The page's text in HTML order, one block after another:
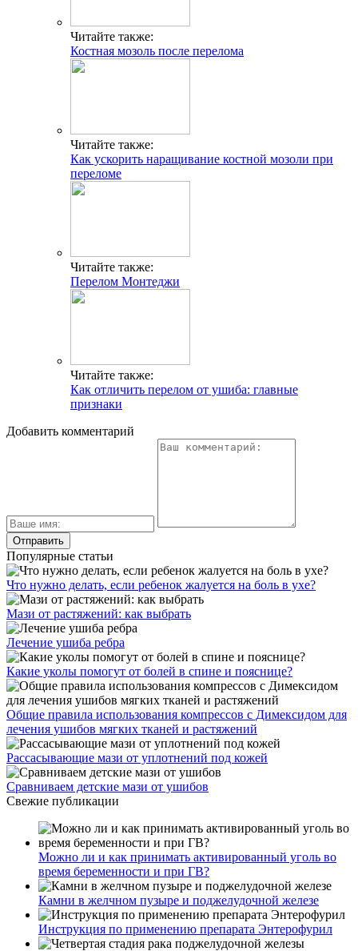
Читайте также:
Костная мозоль после перелома
Читайте также:
Как ускорить наращивание костной мозоли при
переломе
Читайте также:
Перелом Монтеджи
Читайте также:
Как отличить перелом от ушиба: главные
признаки
Добавить комментарий
Популярные статьи
Что нужно делать, если ребенок жалуется на боль в ухе?
Мази от растяжений: как выбрать
Лечение ушиба ребра
Какие уколы помогут от болей в спине и пояснице?
Общие правила использования компрессов с Димексидом для
лечения ушибов мягких тканей и растяжений
Рассасывающие мази от уплотнений под кожей
Сравниваем детские мази от ушибов
Свежие публикации
Можно ли и как принимать активированный уголь во
время беременности и при ГВ?
Камни в желчном пузыре и поджелудочной железе
Инструкция по применению препарата Энтерофурил